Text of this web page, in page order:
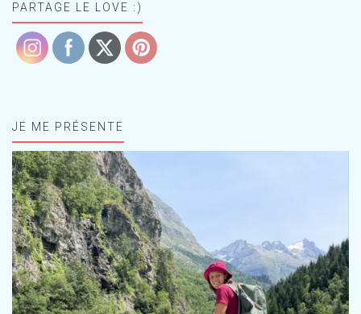
PARTAGE LE LOVE :)
JE ME PRÉSENTE